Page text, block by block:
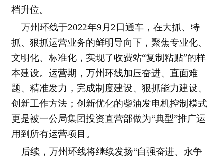
档升位。
万州环线于2022年9 月 2 日通车，在大抓、特
抓、狠抓运营业务的鲜明导向下，聚焦专业化、
文明化、标准化，实现了收费站“复制粘贴”的样
本建设。运营期，万州环线加压奋进、直面难
题、精准发力，完成制度建设、 狠抓能力建设、
创新工作方法；创新优化的柴油发电机控制模式
更是被一公局集团投资直营部做为“典型”推广运
用到所有运营项目。
后续，万州环线将继续发扬“自强奋进、永争